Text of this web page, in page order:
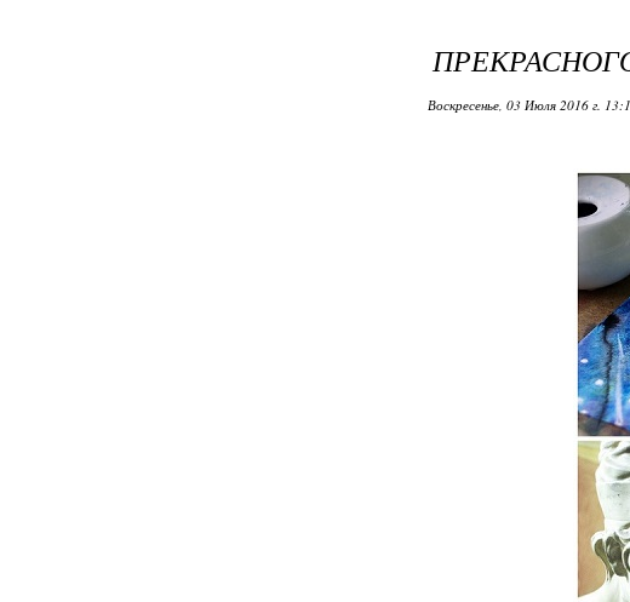
Воскресенье, 03 Июля 2016 г.